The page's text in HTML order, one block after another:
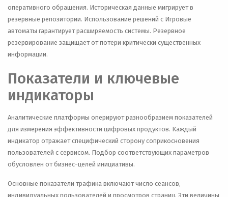
оперативного обращения. Историческая данные мигрирует в
резервные репозитории. Использование решений с Игровые
автоматы гарантирует расширяемость системы. Резервное
резервирование защищает от потери критически существенных
информации.
Показатели и ключевые
индикаторы
Аналитические платформы оперируют разнообразием показателей
для измерения эффективности цифровых продуктов. Каждый
индикатор отражает специфический сторону соприкосновения
пользователей с сервисом. Подбор соответствующих параметров
обусловлен от бизнес-целей инициативы.
Основные показатели трафика включают число сеансов,
индивидуальных пользователей и просмотров страниц. Эти величины